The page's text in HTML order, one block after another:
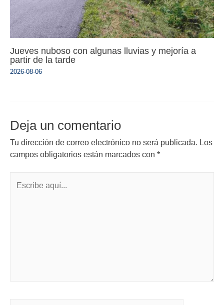
Jueves nuboso con algunas lluvias y mejoría a
partir de la tarde
2026-08-06
Deja un comentario
Tu dirección de correo electrónico no será publicada. Los
campos obligatorios están marcados con *